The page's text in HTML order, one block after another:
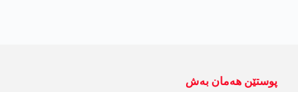
پوستێن ھەمان بەش